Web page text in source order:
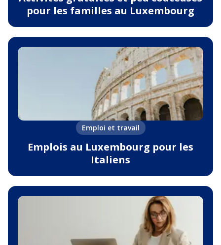
pour les familles au Luxembourg
Emploi et travail
Emplois au Luxembourg pour les
Italiens